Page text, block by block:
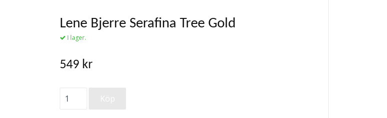
Lene Bjerre Serafina Tree Gold
I lager.
549 kr